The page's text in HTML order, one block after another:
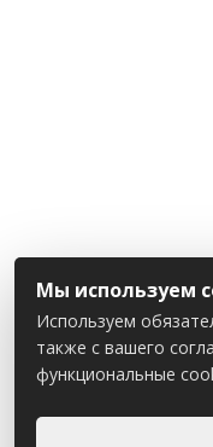
Мы используем
Используем
также с вашего
функциональные